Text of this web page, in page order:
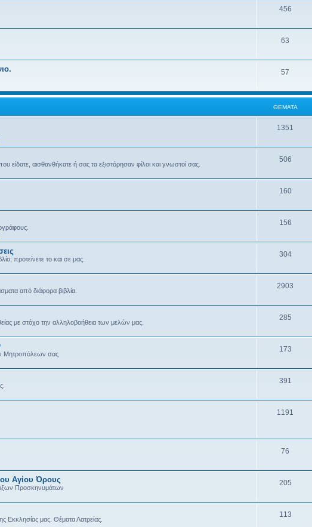
456
63
57
ΘΈΜΑΤΑ
1351
είδατε, αισθανθήκατε ή σας τα εξιστόρησαν φίλοι και γνωστοί σας.
506
160
156
προτείνετε το και σε μας.
304
από διάφορα βιβλία.
2903
με στόχο την αλληλοβοήθεια των μελών μας.
285
Μητροπόλεων σας
173
391
1191
76
Αγίου Όρους
Προσκηνυμάτων
205
Εκκλησίας μας. Θέματα Λατρείας.
113